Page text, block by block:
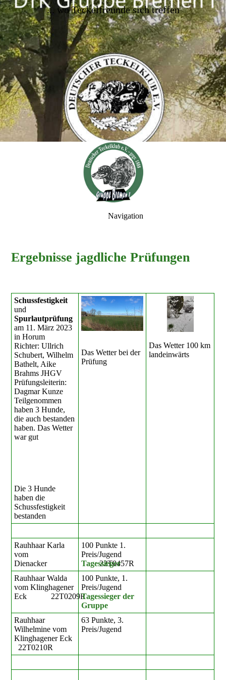
... wo Teckelfreunde sich treffen
Navigation
Ergebnisse jagdliche Prüfungen
Schussfestigkeit
und
Spurlautprüfung
am 11. März 2023
in Horum
Richter: Ullrich
Schubert, Wilhelm
Bathelt, Aike
Brahms JHGV
Prüfungsleiterin:
Dagmar Kunze
Teilgenommen
haben 3 Hunde,
die auch bestanden
haben. Das Wetter
war gut
Die 3 Hunde
haben die
Schussfestigkeit
bestanden
Das Wetter bei der
Prüfung
Das Wetter 100 km
landeinwärts
Rauhhaar Karla
vom
Dienacker 22T0457R
100 Punkte 1.
Preis/Jugend
Tagessieger
Rauhhaar Walda
vom Klinghagener
Eck 22T0209R
100 Punkte, 1.
Preis/Jugend
Tagessieger der
Gruppe
Rauhhaar
Wilhelmine vom
Klinghagener Eck
22T0210R
63 Punkte, 3.
Preis/Jugend